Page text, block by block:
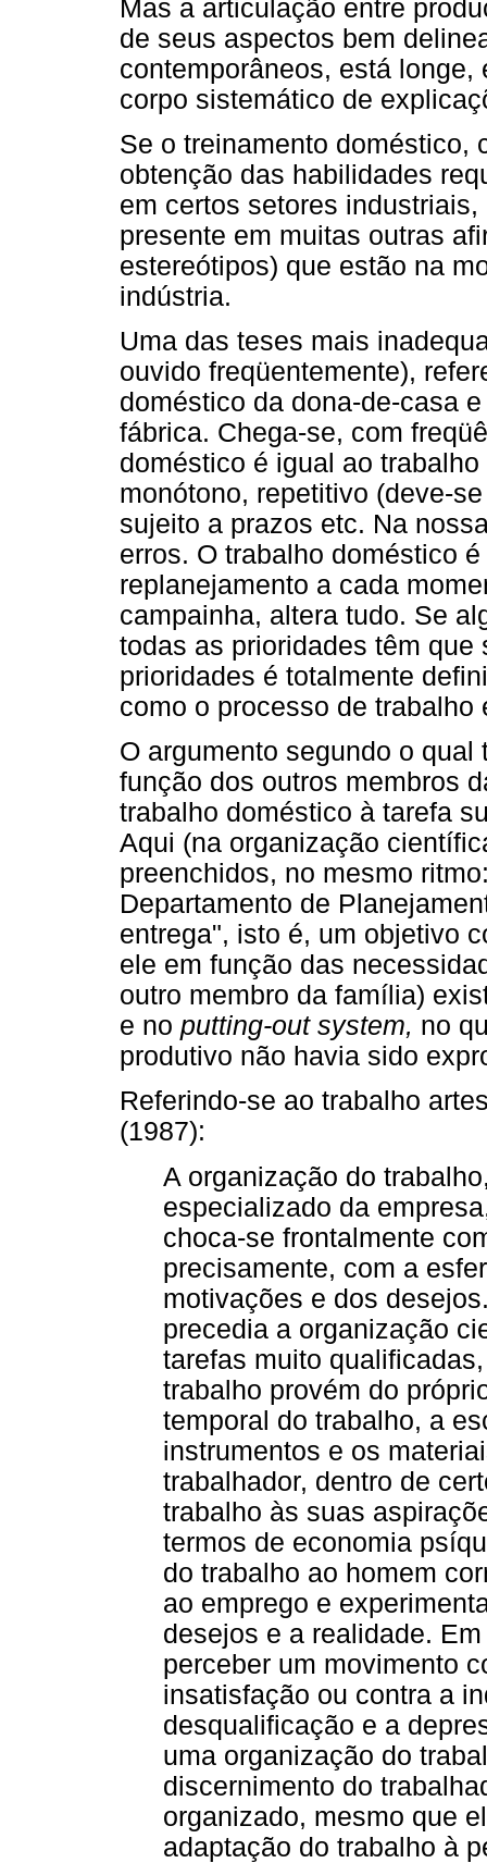
Mas a articulação entre
de seus aspectos bem
contemporâneos, está
corpo sistemático de
Se o treinamento doméstico,
obtenção das habilidades
em certos setores
presente em muitas outras
estereótipos) que estão na
indústria.
Uma das teses mais
ouvido freqüentemente),
doméstico da dona-de-casa
fábrica. Chega-se, com
doméstico é igual ao
monótono, repetitivo (deve-
sujeito a prazos etc. Na
erros. O trabalho doméstico
replanejamento a cada
campainha, altera tudo. Se
todas as prioridades têm que
prioridades é totalmente
como o processo de
O argumento segundo o
função dos outros membros
trabalho doméstico à tarefa
Aqui (na organização
preenchidos, no mesmo
Departamento de
entrega", isto é, um objetivo
ele em função das
outro membro da família)
e no putting-out system, no
produtivo não havia sido
Referindo-se ao trabalho
(1987):
A organização do
especializado da
choca-se frontalmente
precisamente, com a
motivações e dos
precedia a organização
tarefas muito
trabalho provém do
temporal do trabalho, a
instrumentos e os
trabalhador, dentro de
trabalho às suas
termos de economia
do trabalho ao homem
ao emprego e
desejos e a realidade.
perceber um movimento
insatisfação ou contra a
desqualificação e a
uma organização do
discernimento do
organizado, mesmo que
adaptação do trabalho à